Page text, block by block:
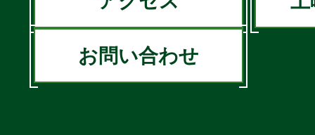
お問い合わせ